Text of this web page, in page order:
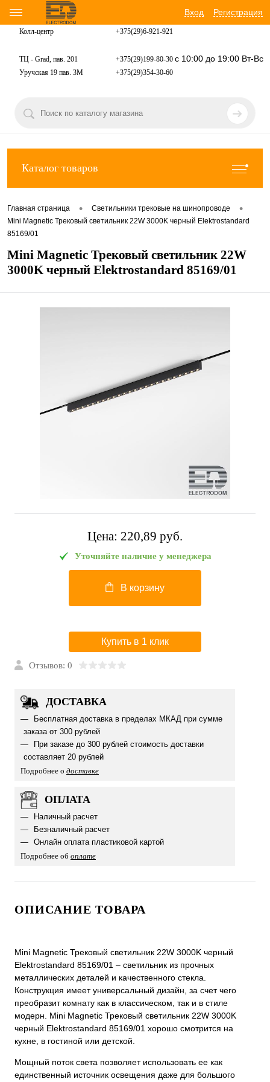
Вход Регистрация
Колл-центр +375(29)6-921-921
ТЦ - Grad, пав. 201 +375(29)199-80-30 с 10:00 до 19:00 Вт-Вс
Уручская 19 пав. 3М +375(29)354-30-60
Каталог товаров
Главная страница • Светильники трековые на шинопроводе •
Mini Magnetic Трековый светильник 22W 3000K черный Elektrostandard
85169/01
Mini Magnetic Трековый светильник 22W
3000K черный Elektrostandard 85169/01
Цена: 220,89 pуб.
Уточняйте наличие у менеджера
В корзину
Купить в 1 клик
Отзывов: 0
ДОСТАВКА
Бесплатная доставка в пределах МКАД при сумме
заказа от 300 рублей
При заказе до 300 рублей стоимость доставки
составляет 20 рублей
Подробнее о доставке
ОПЛАТА
Наличный расчет
Безналичный расчет
Онлайн оплата пластиковой картой
Подробнее об оплате
ОПИСАНИЕ ТОВАРА
Mini Magnetic Трековый светильник 22W 3000K черный
Elektrostandard 85169/01 – светильник из прочных
металлических деталей и качественного стекла.
Конструкция имеет универсальный дизайн, за счет чего
преобразит комнату как в классическом, так и в стиле
модерн. Mini Magnetic Трековый светильник 22W 3000K
черный Elektrostandard 85169/01 хорошо смотрится на
кухне, в гостиной или детской.
Мощный поток света позволяет использовать ее как
единственный источник освещения даже для большого